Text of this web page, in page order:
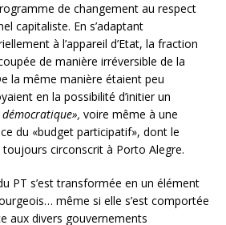
de changement au respect
capitaliste. En s’adaptant
à l’appareil d’Etat, la fraction
de manière irréversible de la
la même manière étaient peu
en la possibilité d’initier un
voire même à une
du «budget participatif», dont le
circonscrit à Porto Alegre.
PT s’est transformée en un élément
même si elle s’est comportée
aux divers gouvernements